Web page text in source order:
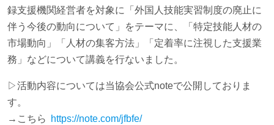
録支援機関経営者を対象に「外国人技能実習制度の廃止に
伴う今後の動向について」をテーマに、「特定技能人材の
市場動向」「人材の集客方法」「定着率に注視した支援業
務」などについて講義を行ないました。
▷活動内容については当協会公式noteで公開しておりま
す。
→こちら
https://note.com/jfbfe/